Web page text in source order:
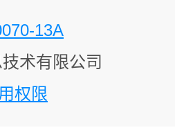
13A
术有限公司
权限